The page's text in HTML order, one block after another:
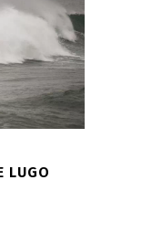
LUGO